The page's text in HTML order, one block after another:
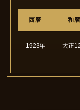
西暦 和暦
1923年 大正